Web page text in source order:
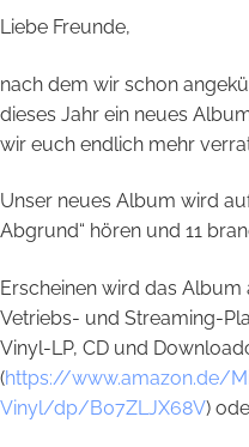
Liebe Freunde,
nach dem wir schon
dieses Jahr ein neues
wir euch endlich mehr
Unser neues Album wird
Abgrund“ hören und 11
Erscheinen wird das Album
Vetriebs- und Streaming-
Vinyl-LP, CD und
(https://www.amazon.de/
Vinyl/dp/B07ZLJX68V)